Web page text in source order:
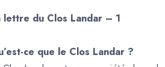
lettre du Clos Landar – 1
ce que le Clos Landar ?